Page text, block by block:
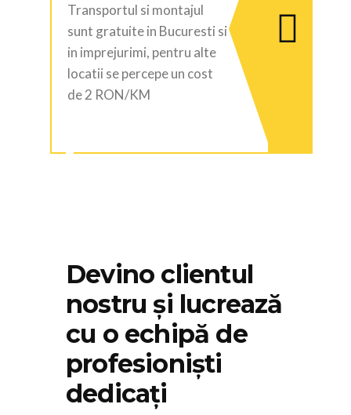
Transportul si montajul
sunt gratuite in Bucuresti si
in imprejurimi, pentru alte
locatii se percepe un cost
de 2 RON/KM
Devino clientul
nostru și lucrează
cu o echipă de
profesioniști
dedicați